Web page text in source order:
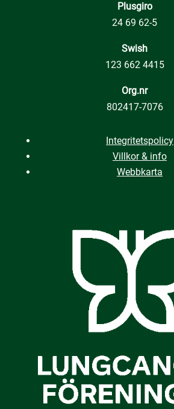
Plusgiro
24 69 62-5
Swish
123 662 4415
Org.nr
802417-7076
Integritetspolicy
Villkor & info
Webbkarta